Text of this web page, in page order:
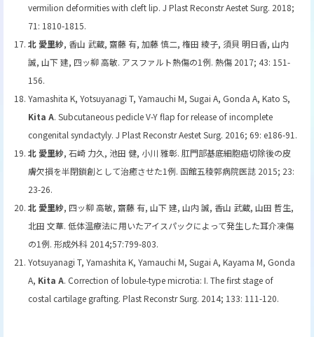
vermilion deformities with cleft lip. J Plast Reconstr Aestet Surg. 2018;
71: 1810-1815.
北 愛里紗, 香山 武蔵, 齋藤 有, 加藤 慎二, 権田 綾子, 須貝 明日香, 山内
誠, 山下 建, 四ッ柳 高敏. アスファルト熱傷の1例. 熱傷 2017; 43: 151-
156.
Yamashita K, Yotsuyanagi T, Yamauchi M, Sugai A, Gonda A, Kato S,
Kita A. Subcutaneous pedicle V-Y flap for release of incomplete
congenital syndactyly. J Plast Reconstr Aestet Surg. 2016; 69: e186-91.
北 愛里紗, 石崎 力久, 池田 健, 小川 雅彰. 肛門部基底細胞癌切除後の皮
膚欠損を半閉鎖創として治癒させた1例. 函館五稜郭病院医誌 2015; 23:
23-26.
北 愛里紗, 四ッ柳 高敏, 齋藤 有, 山下 建, 山内 誠, 香山 武蔵, 山田 哲生,
北田 文華. 低体温療法に用いたアイスパックによって発生した耳介凍傷
の1例. 形成外科 2014;57:799-803.
Yotsuyanagi T, Yamashita K, Yamauchi M, Sugai A, Kayama M, Gonda
A, Kita A. Correction of lobule-type microtia: I. The first stage of
costal cartilage grafting. Plast Reconstr Surg. 2014; 133: 111-120.